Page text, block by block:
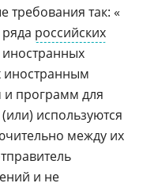
требования так: «
российских
программ для
используются
между их
и не